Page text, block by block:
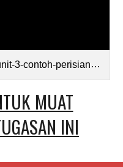
grafik-dan-audio-quiz.pdf
MUAT
INI